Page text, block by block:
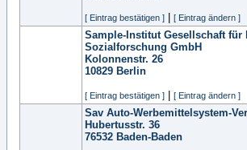
[ Eintrag bestätigen ] [ Eintrag ändern ]
Sample-Institut Gesellschaft für
Sozialforschung GmbH
Kolonnenstr. 26
10829 Berlin
[ Eintrag bestätigen ] [ Eintrag ändern ]
Sav Auto-Werbemittelsystem-
Hubertusstr. 36
76532 Baden-Baden